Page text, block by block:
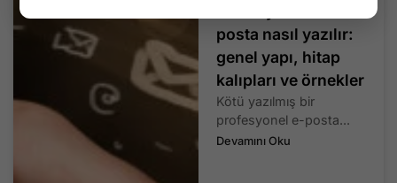
posta nasıl yazılır:
genel yapı, hitap
kalıpları ve örnekler
Kötü yazılmış bir
profesyonel e-posta...
Devamını Oku